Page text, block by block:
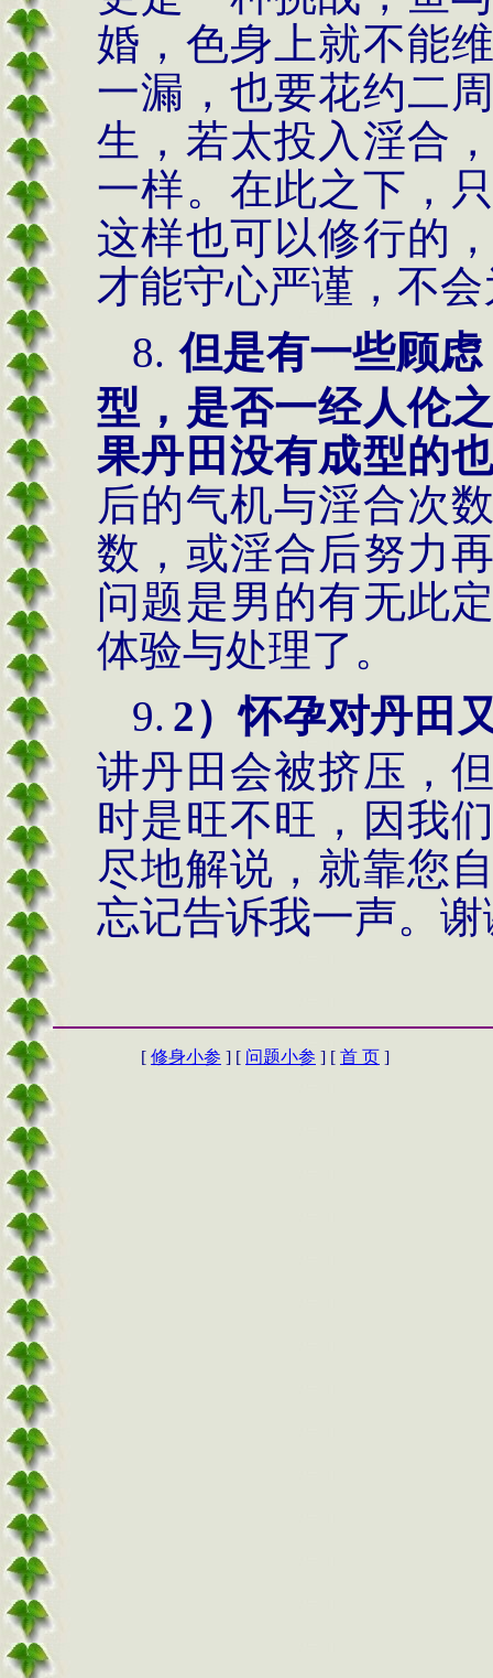
婚，色身上就不能
一漏，也要花约二
生，若太投入淫合
一样。在此之下，
这样也可以修行的
才能守心严谨，不
8. 但是有一些顾虑
型，是否一经人伦
果丹田没有成型的
后的气机与淫合次
数，或淫合后努力
问题是男的有无此
体验与处理了。
9. 2）怀孕对丹田
讲丹田会被挤压，
时是旺不旺，因我
尽地解说，就靠您
忘记告诉我一声。
[ 修身小参 ] [ 问题小参 ] [ 首 页 ]